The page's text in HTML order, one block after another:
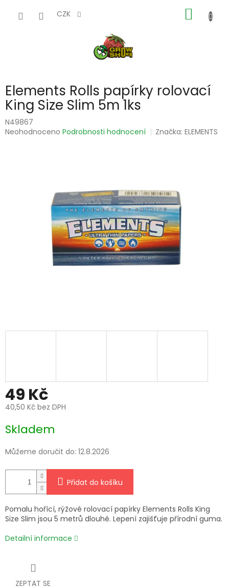
CZK
KOŠÍK
Elements Rolls papírky rolovací
King Size Slim 5m 1ks
N49867
Průměrné
Neohodnoceno Podrobnosti hodnocení Značka:ELEMENTS
49 Kč
40,50 Kč bez DPH
cena:
Skladem
Můžeme doručit do: 12.8.2026
Přidat do košíku
Pomalu hořící, rýžové rolovací papírky Elements Rolls King
Size Slim jsou 5 metrů dlouhé. Lepení zajišťuje přírodní guma.
Detailní informace
ZEPTAT SE